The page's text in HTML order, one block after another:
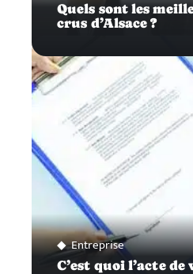
Quels sont les
crus d’Alsace ?
Entreprise
C’est quoi l’acte de